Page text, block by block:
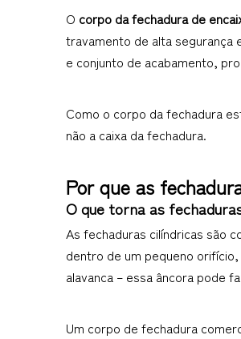
O corpo da fechadura de
travamento de alta segurança
e conjunto de acabamento,
Como o corpo da fechadura
não a caixa da fechadura.
Por que as
O que torna as
As fechaduras cilíndricas são
dentro de um pequeno
alavanca – essa âncora pode
Um corpo de fechadura